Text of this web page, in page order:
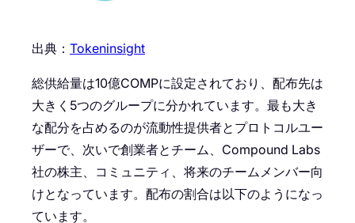
出典： Tokeninsight
総供給量は10億COMPに設定されており、配布先は
大きく5つのグループに分かれています。最も大き
な配分を占めるのが流動性提供者とプロトコルユー
ザーで、次いで創業者とチーム、Compound Labs
社の株主、コミュニティ、将来のチームメンバー向
けとなっています。配布の割合は以下のようになっ
ています。